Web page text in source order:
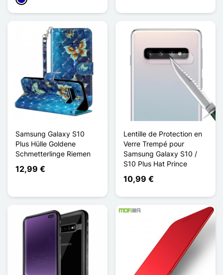
Samsung Galaxy S10
Plus Hülle Goldene
Schmetterlinge Riemen
12,99 €
Lentille de Protection en
Verre Trempé pour
Samsung Galaxy S10 /
S10 Plus Hat Prince
10,99 €